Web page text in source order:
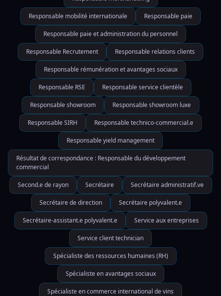
Responsable mobilité internationale Responsable paie
Responsable paie et administration du personnel
Responsable Recrutement Responsable relations clients
Responsable rémunération et avantages sociaux
Responsable RSE Responsable service clientèle
Responsable showroom Responsable showroom luxe
Responsable SIRH Responsable technico-commercial.e
Responsable yield management
Résultat de correspondance : Responsable du développement
commercial
Second.e de rayon Secrétaire Secrétaire administratif.ve
Secrétaire de direction Secrétaire polyvalent.e
Secrétaire-assistant.e polyvalent.e Service aux entreprises
Service client technician
Spécialiste des ressources humaines (RH)
Spécialiste en avantages sociaux
Spécialiste en commerce international de vins